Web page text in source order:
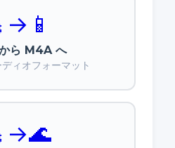
→ 📱
ら M4A へ
ィオフォーマット
→🌊